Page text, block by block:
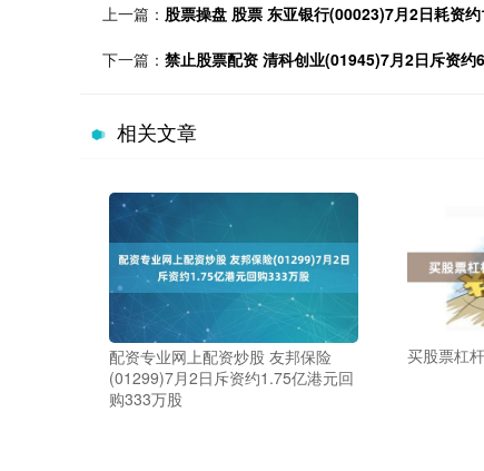
上一篇： 股票操盘 股票 东亚银行(00023)7月2日耗资
下一篇： 禁止股票配资 清科创业(01945)7月2日斥资约
相关文章
配资专业网上配资炒股 友邦保险
(01299)7月2日斥资约1.75亿港元回
购333万股
买股票杠